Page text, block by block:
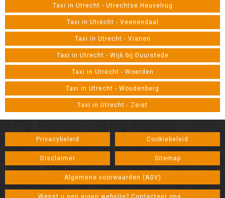
Taxi in Utrecht - Utrechtse Heuvelrug
Taxi in Utrecht - Veenendaal
Taxi in Utrecht - Vianen
Taxi in Utrecht - Wijk bij Duurstede
Taxi in Utrecht - Woerden
Taxi in Utrecht - Woudenberg
Taxi in Utrecht - Zeist
Privacybeleid Cookiebeleid
Disclaimer Sitemap
Algemene voorwaarden (AGV)
Wenst u een eigen website? Contacteer ons...